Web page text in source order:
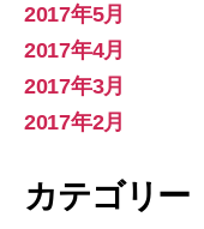
2017年5月
2017年4月
2017年3月
2017年2月
カテゴリー